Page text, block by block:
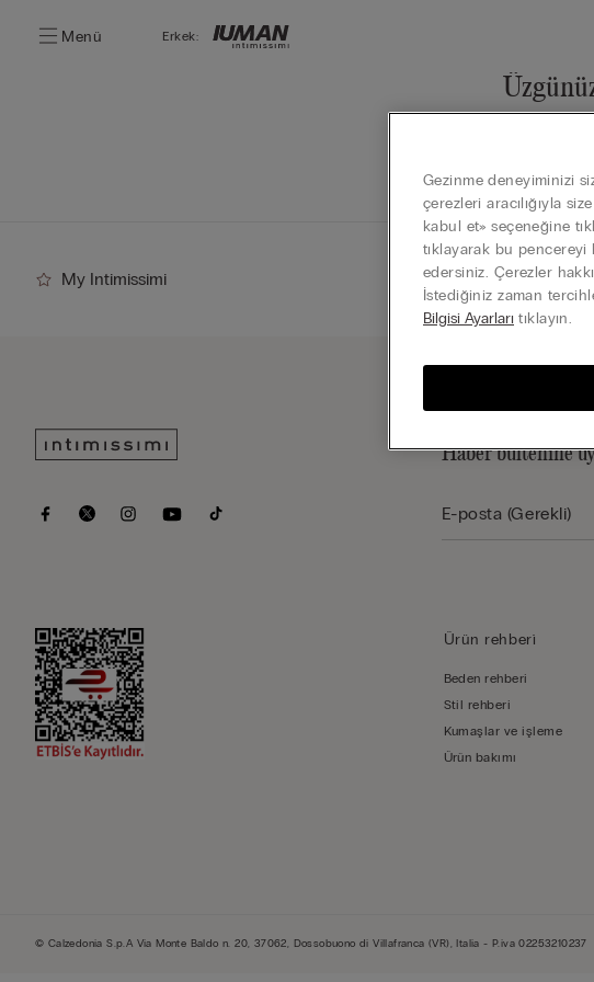
Menü Erkek:
Ana
My Intimissimi
Haber bültenine
Ürün rehberi̇
Beden rehberi
Stil rehberi
Kumaşlar ve işleme
Ürün bakımı
© Calzedonia S.p.A Via Monte Baldo n. 20, 37062, Dossobuono di Villafranca (VR), Italia - P.iva 02253210237
Gezinme deneyiminizi
çerezleri aracılığıyla
kabul et» seçeneğine
tıklayarak bu pencereyi
edersiniz. Çerezler
İstediğiniz zaman
Bilgisi Ayarları tıklayın.